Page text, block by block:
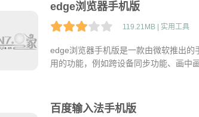
edge浏览器手机版
119.21MB | 实用工具
edge浏览器手机版是一款由微软推出
用的功能，例如跨设备同步功能、画中
百度输入法手机版